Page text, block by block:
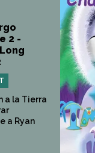
2 -
a la Tierra
a Ryan